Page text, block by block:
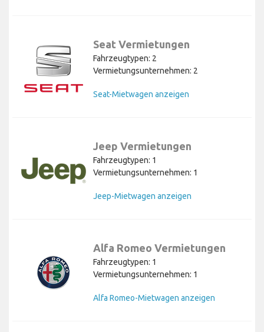
Seat Vermietungen
Fahrzeugtypen: 2
Vermietungsunternehmen: 2
Seat-Mietwagen anzeigen
Jeep Vermietungen
Fahrzeugtypen: 1
Vermietungsunternehmen: 1
Jeep-Mietwagen anzeigen
Alfa Romeo Vermietungen
Fahrzeugtypen: 1
Vermietungsunternehmen: 1
Alfa Romeo-Mietwagen anzeigen